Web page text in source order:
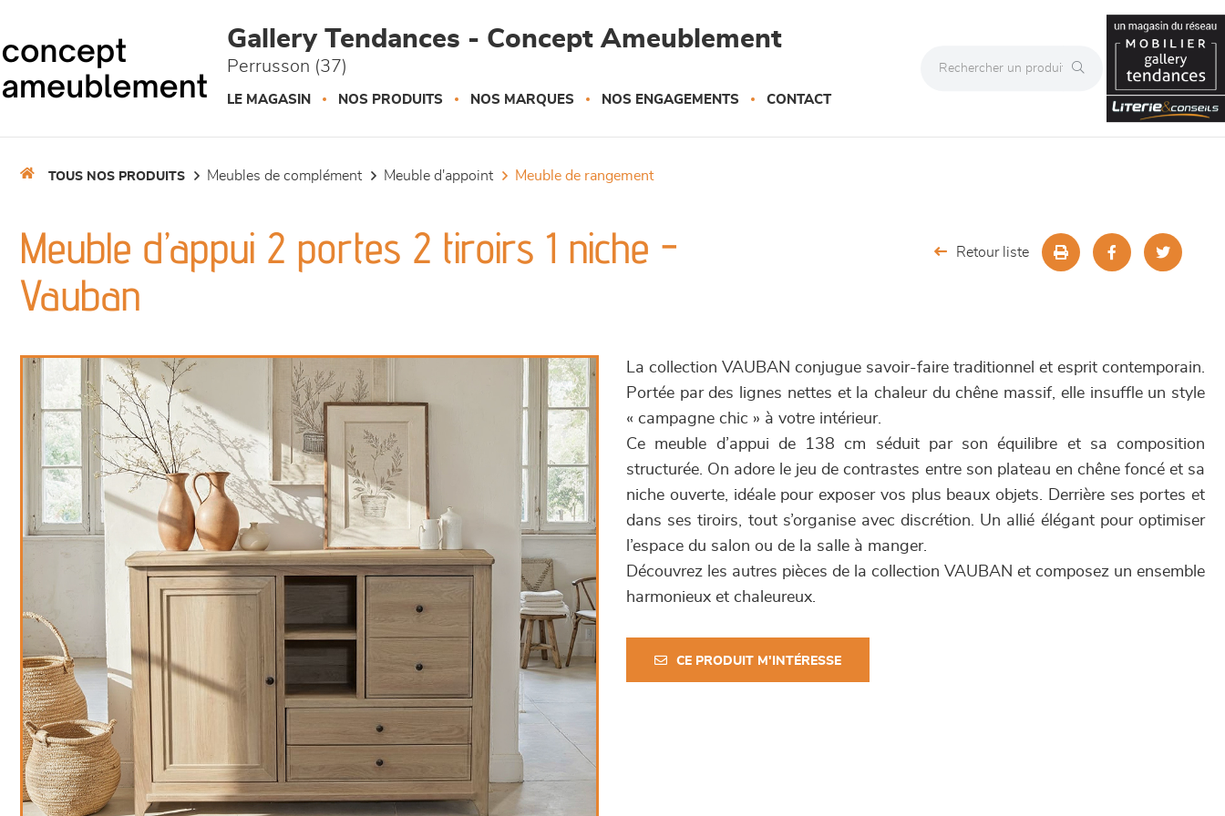
Gallery Tendances - Concept Ameublement
Perrusson (37)
LE MAGASIN NOS PRODUITS NOS MARQUES NOS ENGAGEMENTS CONTACT
TOUS NOS PRODUITS meubles de complément meuble d'appoint meuble de rangement
Meuble d’appui 2 portes 2 tiroirs 1 niche -
Vauban
Retour liste
La collection VAUBAN conjugue savoir-faire traditionnel et esprit contemporain.
Portée par des lignes nettes et la chaleur du chêne massif, elle insuffle un style
« campagne chic » à votre intérieur.
Ce meuble d’appui de 138 cm séduit par son équilibre et sa composition
structurée. On adore le jeu de contrastes entre son plateau en chêne foncé et sa
niche ouverte, idéale pour exposer vos plus beaux objets. Derrière ses portes et
dans ses tiroirs, tout s’organise avec discrétion. Un allié élégant pour optimiser
l’espace du salon ou de la salle à manger.
Découvrez les autres pièces de la collection VAUBAN et composez un ensemble
harmonieux et chaleureux.
CE PRODUIT M'INTÉRESSE